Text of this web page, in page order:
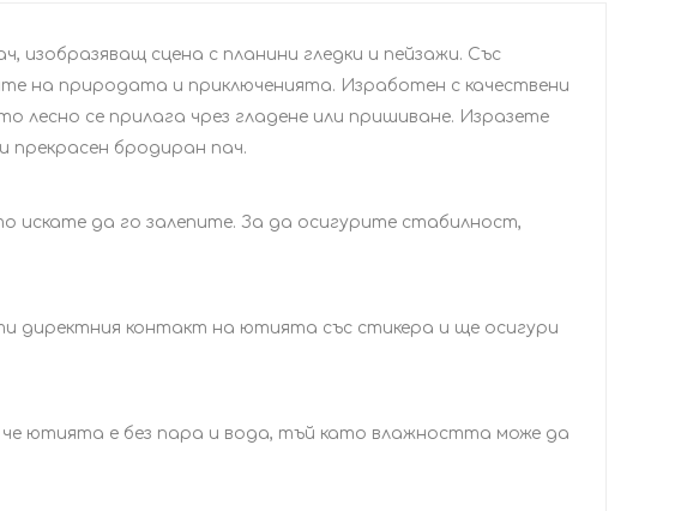
изобразяващ сцена с планини гледки и пейзажи. Със
на природата и приключенията. Изработен с качествени
лесно се прилага чрез гладене или пришиване. Изразете
прекрасен бродиран пач.
искате да го залепите. За да осигурите стабилност,
директния контакт на ютията със стикера и ще осигури
ютията е без пара и вода, тъй като влажността може да